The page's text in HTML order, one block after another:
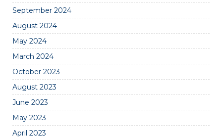
September 2024
August 2024
May 2024
March 2024
October 2023
August 2023
June 2023
May 2023
April 2023